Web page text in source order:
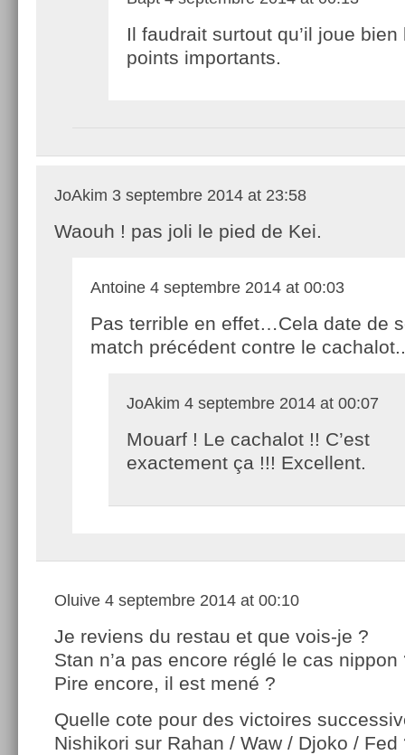
Il faudrait surtout qu’il joue bien
points importants.
JoAkim 3 septembre 2014 at 23:58
Waouh ! pas joli le pied de Kei.
Antoine 4 septembre 2014 at 00:03
Pas terrible en effet…Cela date de
match précédent contre le cachalot..
JoAkim 4 septembre 2014 at 00:07
Mouarf ! Le cachalot !! C’est
exactement ça !!! Excellent.
Oluive 4 septembre 2014 at 00:10
Je reviens du restau et que vois-je ?
Stan n’a pas encore réglé le cas nippon
Pire encore, il est mené ?
Quelle cote pour des victoires
Nishikori sur Rahan / Waw / Djoko / Fed